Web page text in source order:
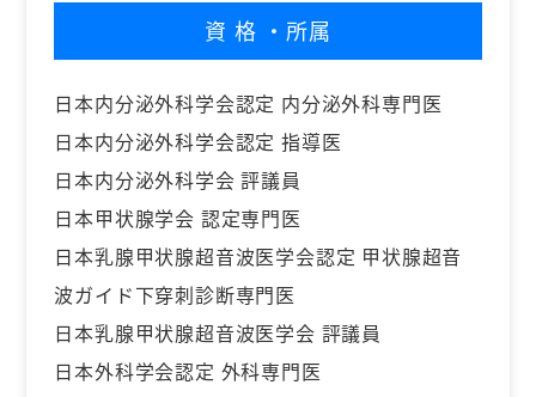
資格 ・所属
日本内分泌外科学会認定 内分泌外科専門医
日本内分泌外科学会認定 指導医
日本内分泌外科学会 評議員
日本甲状腺学会 認定専門医
日本乳腺甲状腺超音波医学会認定 甲状腺超音
波ガイド下穿刺診断専門医
日本乳腺甲状腺超音波医学会 評議員
日本外科学会認定 外科専門医